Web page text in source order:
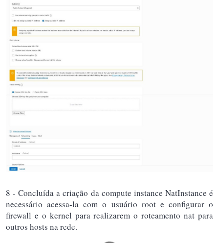
8 - Concluída a criação da compute instance NatInstance é
necessário acessa-la com o usuário root e configurar o
firewall e o kernel para realizarem o roteamento nat para
outros hosts na rede.